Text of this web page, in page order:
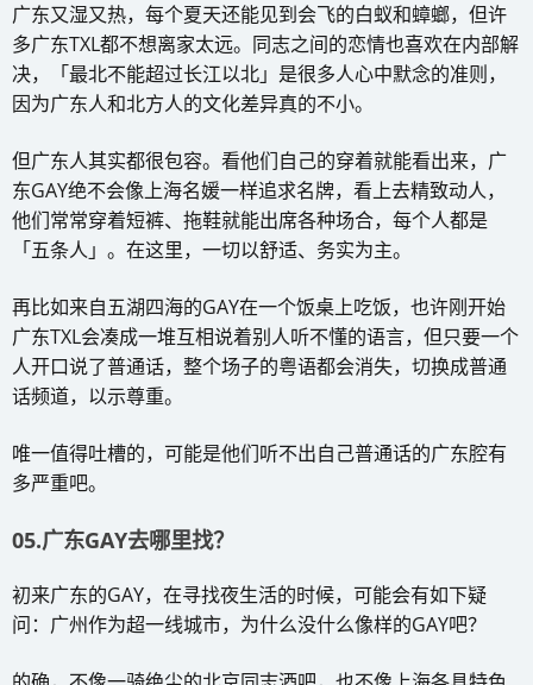
广东又湿又热，每个夏天还能见到会飞的白蚁和蟑螂，但许
多广东TXL都不想离家太远。同志之间的恋情也喜欢在内部解
决，「最北不能超过长江以北」是很多人心中默念的准则，
因为广东人和北方人的文化差异真的不小。
但广东人其实都很包容。看他们自己的穿着就能看出来，广
东GAY绝不会像上海名媛一样追求名牌，看上去精致动人，
他们常常穿着短裤、拖鞋就能出席各种场合，每个人都是
「五条人」。在这里，一切以舒适、务实为主。
再比如来自五湖四海的GAY在一个饭桌上吃饭，也许刚开始
广东TXL会凑成一堆互相说着别人听不懂的语言，但只要一个
人开口说了普通话，整个场子的粤语都会消失，切换成普通
话频道，以示尊重。
唯一值得吐槽的，可能是他们听不出自己普通话的广东腔有
多严重吧。
05.广东GAY去哪里找？
初来广东的GAY，在寻找夜生活的时候，可能会有如下疑
问：广州作为超一线城市，为什么没什么像样的GAY吧？